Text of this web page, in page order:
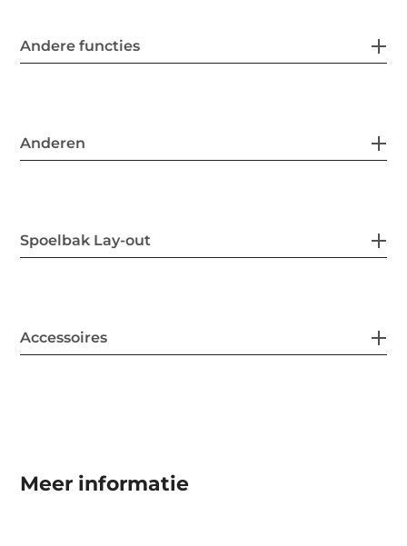
Andere functies
Anderen
Spoelbak Lay-out
Accessoires
Meer informatie